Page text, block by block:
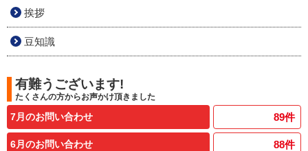
挨拶
豆知識
有難うございます!
たくさんの方からお声かけ頂きました
7月のお問い合わせ 89件
6月のお問い合わせ 88件